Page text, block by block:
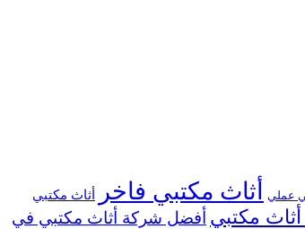
عملي أثاث مكتبي فاخر
أثاث مكتبي
مكتبي أفضل شركة أثاث مكتبي في